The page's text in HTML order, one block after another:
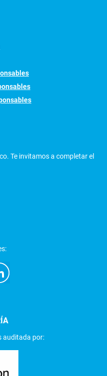
Te invitamos a completar el
auditada por: